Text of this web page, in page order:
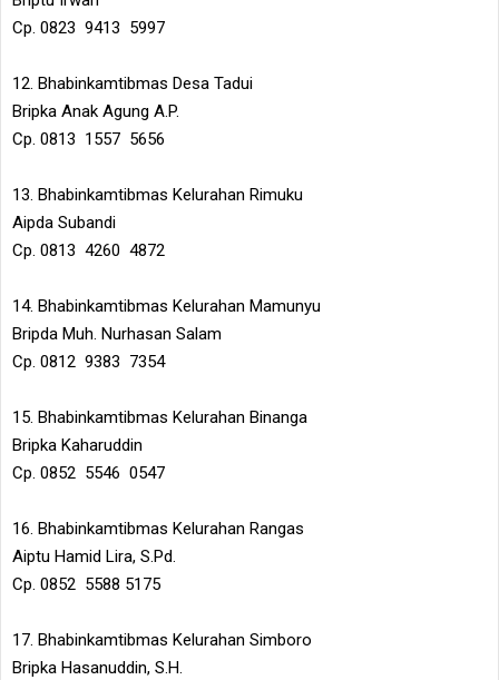
Cp. 0823 9413 5997
12. Bhabinkamtibmas Desa Tadui
Bripka Anak Agung A.P.
Cp. 0813 1557 5656
13. Bhabinkamtibmas Kelurahan Rimuku
Aipda Subandi
Cp. 0813 4260 4872
14. Bhabinkamtibmas Kelurahan Mamunyu
Bripda Muh. Nurhasan Salam
Cp. 0812 9383 7354
15. Bhabinkamtibmas Kelurahan Binanga
Bripka Kaharuddin
Cp. 0852 5546 0547
16. Bhabinkamtibmas Kelurahan Rangas
Aiptu Hamid Lira, S.Pd.
Cp. 0852 5588 5175
17. Bhabinkamtibmas Kelurahan Simboro
Bripka Hasanuddin, S.H.